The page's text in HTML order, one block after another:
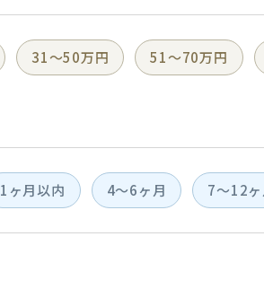
31〜50万円 51〜70万円
1ヶ月以内 4〜6ヶ月 7〜12